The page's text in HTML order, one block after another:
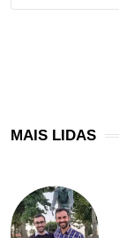
MAIS LIDAS